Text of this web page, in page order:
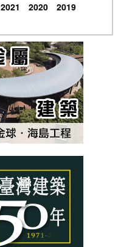
2021 2020
2019